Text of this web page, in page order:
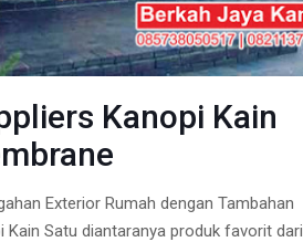
Kanopi Kain
Exterior Rumah dengan Tambahan
Kain Satu diantaranya produk favorit dari